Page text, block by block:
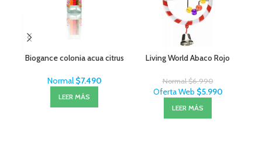
Biogance colonia acua citrus
Normal $7.490
LEER MÁS
Living World Abaco Rojo
Normal$6.990
Oferta Web $5.990
LEER MÁS